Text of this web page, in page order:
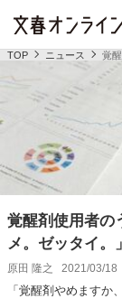
TOP ニュース 覚
覚醒剤使用者
メ。ゼッタイ。
原田 隆之 2021/03/18
「覚醒剤やめますか